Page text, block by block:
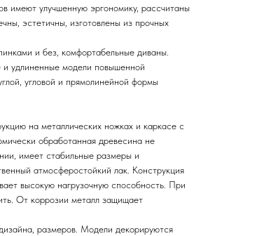
имеют улучшенную эргономику, рассчитаны
эстетичны, изготовлены из прочных
и без, комфортабельные диваны.
и удлиненные модели повышенной
угловой и прямолинейной формы
на металлических ножках и каркасе с
обработанная древесина не
имеет стабильные размеры и
атмосферостойкий лак. Конструкция
высокую нагрузочную способность. При
От коррозии металл защищает
размеров. Модели декорируются